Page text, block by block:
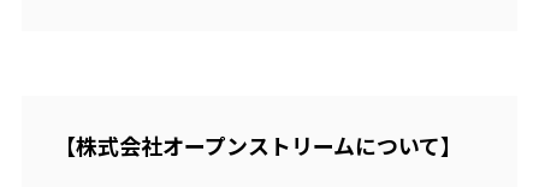
【株式会社オープンストリームについて】